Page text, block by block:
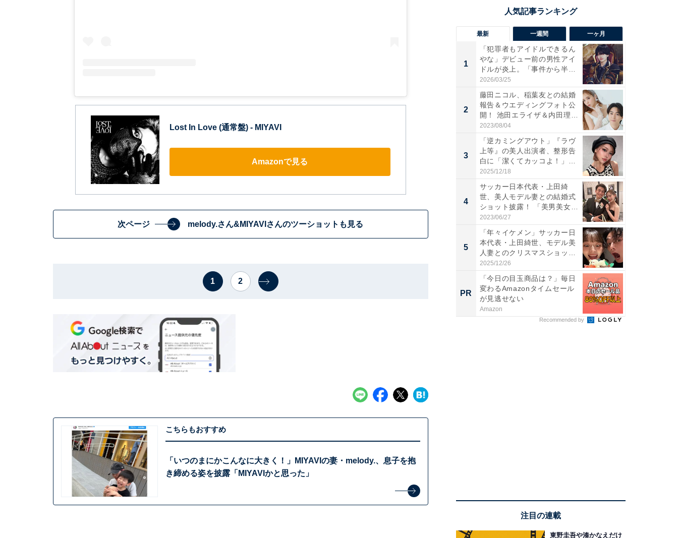
Lost In Love (通常盤) - MIYAVI
Amazonで見る
次ページ melody.さん&MIYAVIさんのツーショットも見る
1 2
こちらもおすすめ
「いつのまにかこんなに大きく！」MIYAVIの妻・melody.、息子を抱
き締める姿を披露「MIYAVIかと思った」
最新 一週間 一ヶ月
1
「犯罪者もアイドルできるん
やな」デビュー前の男性アイ
ドルが炎上。「事件から半年
も...
2026/03/25
2
藤田ニコル、稲葉友との結婚
報告＆ウエディングフォト公
開！ 池田エライザ＆内田理
央...
2023/08/04
3
「逆カミングアウト」『ラヴ
上等』の美人出演者、整形告
白に「潔くてカッコよ！」
「好...
2025/12/18
4
サッカー日本代表・上田綺
世、美人モデル妻との結婚式
ショット披露！ 「美男美女」
「...
2023/06/27
5
「年々イケメン」サッカー日
本代表・上田綺世、モデル美
人妻とのクリスマスショット
に...
2025/12/26
PR
「今日の目玉商品は？」毎日
変わるAmazonタイムセール
が見逃せない
Amazon
Recommended by
注目の連載
東野圭吾や湊かなえだけ